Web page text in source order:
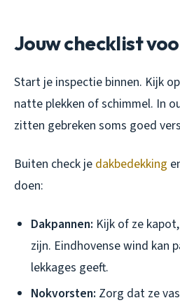
Jouw checklist
Start je inspectie binnen. Kijk
natte plekken of schimmel. In
zitten gebreken soms goed
Buiten check je dakbedekking
doen:
Dakpannen: Kijk of ze
zijn. Eindhovense wind kan
lekkages geeft.
Nokvorsten: Zorg dat ze